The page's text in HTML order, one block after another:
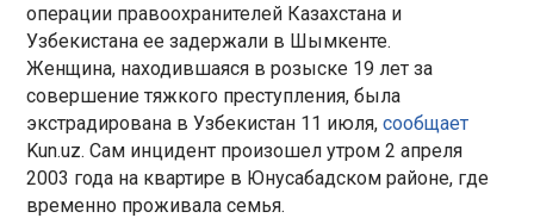
операции правоохранителей Казахстана и
Узбекистана ее задержали в Шымкенте.
Женщина, находившаяся в розыске 19 лет за
совершение тяжкого преступления, была
экстрадирована в Узбекистан 11 июля,сообщает
Kun.uz. Сам инцидент произошел утром 2 апреля
2003 года на квартире в Юнусабадском районе, где
временно проживала семья.